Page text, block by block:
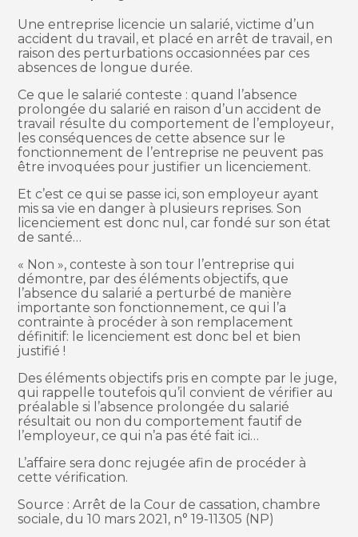
Une entreprise licencie un salarié, victime d’un
accident du travail, et placé en arrêt de travail, en
raison des perturbations occasionnées par ces
absences de longue durée.
Ce que le salarié conteste : quand l’absence
prolongée du salarié en raison d’un accident de
travail résulte du comportement de l’employeur,
les conséquences de cette absence sur le
fonctionnement de l’entreprise ne peuvent pas
être invoquées pour justifier un licenciement.
Et c’est ce qui se passe ici, son employeur ayant
mis sa vie en danger à plusieurs reprises. Son
licenciement est donc nul, car fondé sur son état
de santé…
« Non », conteste à son tour l’entreprise qui
démontre, par des éléments objectifs, que
l’absence du salarié a perturbé de manière
importante son fonctionnement, ce qui l’a
contrainte à procéder à son remplacement
définitif: le licenciement est donc bel et bien
justifié !
Des éléments objectifs pris en compte par le juge,
qui rappelle toutefois qu’il convient de vérifier au
préalable si l’absence prolongée du salarié
résultait ou non du comportement fautif de
l’employeur, ce qui n’a pas été fait ici…
L’affaire sera donc rejugée afin de procéder à
cette vérification.
Source : Arrêt de la Cour de cassation, chambre
sociale, du 10 mars 2021, n° 19-11305 (NP)